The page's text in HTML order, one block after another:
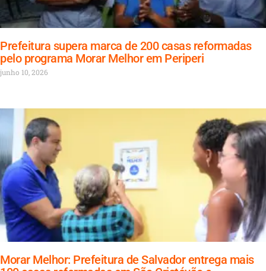
Prefeitura supera marca de 200 casas reformadas
pelo programa Morar Melhor em Periperi
junho 10, 2026
Morar Melhor: Prefeitura de Salvador entrega mais